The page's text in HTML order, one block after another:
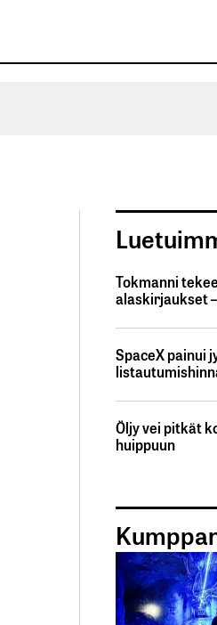
Tokmanni
alaskirjaukset
SpaceX painui
Öljy vei pitkät
huippuun